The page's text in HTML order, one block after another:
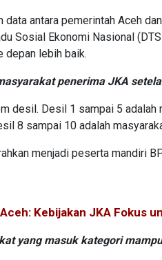
data antara pemerintah Aceh
Sosial Ekonomi Nasional
depan lebih baik.
penerima JKA
desil. Desil 1 sampai 5
8 sampai 10 adalah
menjadi peserta mandiri
Kebijakan JKA Fokus
yang masuk kategori